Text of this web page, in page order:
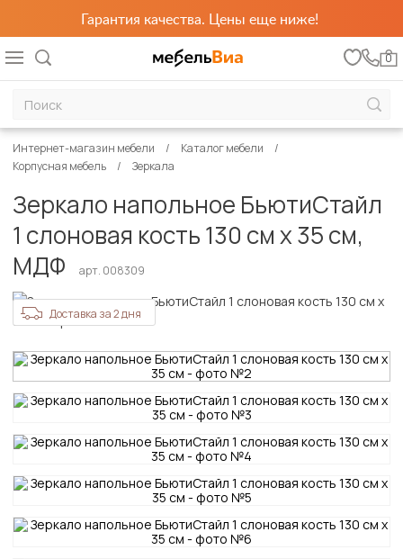
Гарантия качества. Цены еще ниже!
0
Интернет-магазин мебели
Каталог мебели
Корпусная мебель
Зеркала
Зеркало напольное БьютиСтайл
1 слоновая кость 130 см х 35 см,
МДФ
арт. 008309
Доставка за 2 дня